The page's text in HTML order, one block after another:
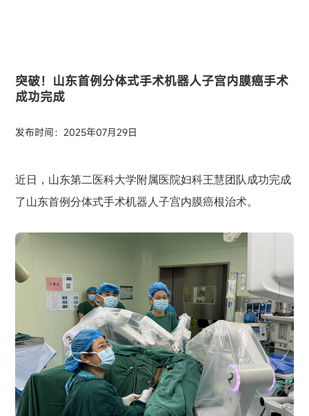
突破！山东首例分体式手术机器人子宫内膜癌手术
成功完成
发布时间：2025年07月29日
近日，山东第二医科大学附属医院妇科王慧团队成功完成
了山东首例分体式手术机器人子宫内膜癌根治术。